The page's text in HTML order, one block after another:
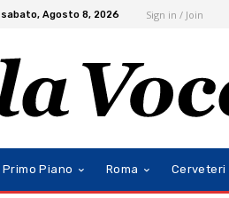
sabato, Agosto 8, 2026 Sign in / Join
Primo Piano Roma Cerveteri